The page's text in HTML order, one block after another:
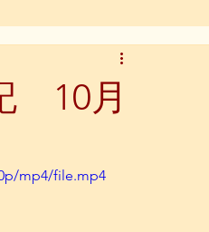
10月
mp4/file.mp4